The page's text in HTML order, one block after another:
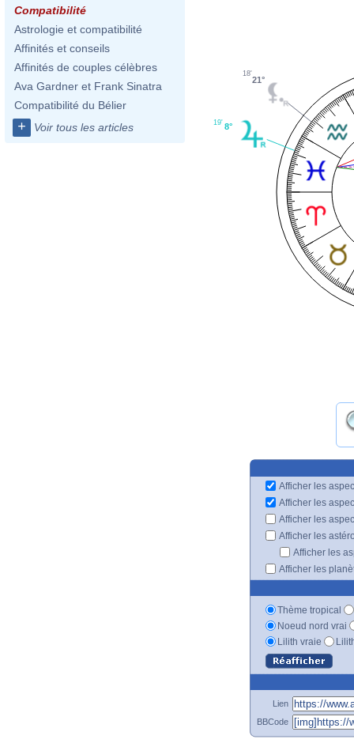
Compatibilité
Astrologie et compatibilité
Affinités et conseils
Affinités de couples célèbres
Ava Gardner et Frank Sinatra
Compatibilité du Bélier
+ Voir tous les articles
21°
18'
8°
19'
Afficher les
Afficher les
Afficher les
Afficher les
Afficher les
Afficher les
Thème tropical
Noeud nord vrai
Lilith vraie
Lien
BBCode